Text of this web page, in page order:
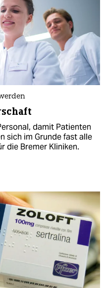
damit Patienten
sich im Grunde fast alle
die Bremer Kliniken.